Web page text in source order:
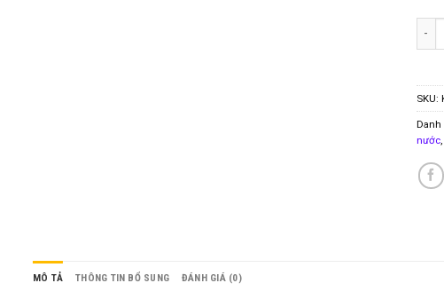
Đèn
SKU:
nước
MÔ TẢ THÔNG TIN BỔ SUNG ĐÁNH GIÁ (0)